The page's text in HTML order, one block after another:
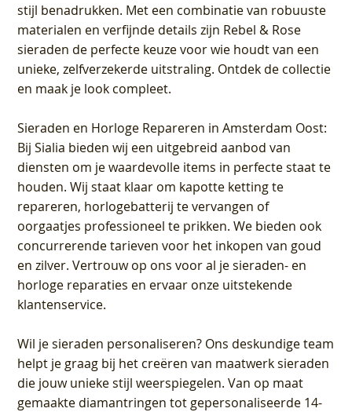
stijl benadrukken. Met een combinatie van robuuste
materialen en verfijnde details zijn Rebel & Rose
sieraden de perfecte keuze voor wie houdt van een
unieke, zelfverzekerde uitstraling. Ontdek de collectie
en maak je look compleet.
Sieraden en Horloge Repareren in Amsterdam Oost:
Bij Sialia bieden wij een uitgebreid aanbod van
diensten om je waardevolle items in perfecte staat te
houden. Wij staat klaar om kapotte ketting te
repareren, horlogebatterij te vervangen of
oorgaatjes professioneel te prikken. We bieden ook
concurrerende tarieven voor het inkopen van goud
en zilver. Vertrouw op ons voor al je sieraden- en
horloge reparaties en ervaar onze uitstekende
klantenservice.
Wil je sieraden personaliseren? Ons deskundige team
helpt je graag bij het creëren van maatwerk sieraden
die jouw unieke stijl weerspiegelen. Van op maat
gemaakte diamantringen tot gepersonaliseerde 14-